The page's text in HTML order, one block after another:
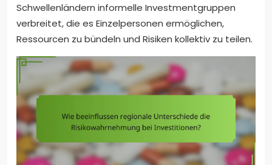
Schwellenländern informelle Investmentgruppen
verbreitet, die es Einzelpersonen ermöglichen,
Ressourcen zu bündeln und Risiken kollektiv zu teilen.